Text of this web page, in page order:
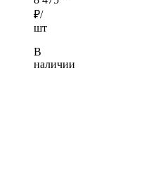
₽/
шт
В
наличии